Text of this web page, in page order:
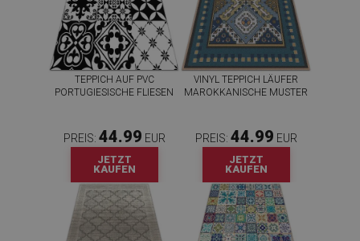
TEPPICH AUF PVC
PORTUGIESISCHE FLIESEN
PREIS: 44.99 EUR
JETZT
KAUFEN
VINYL TEPPICH LÄUFER
MAROKKANISCHE MUSTER
PREIS: 44.99 EUR
JETZT
KAUFEN